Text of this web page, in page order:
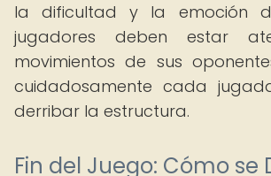
la dificultad y la emoción
jugadores deben estar
movimientos de sus
cuidadosamente cada
derribar la estructura.
Fin del Juego: Cómo se